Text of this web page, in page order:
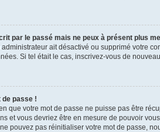
par le passé mais ne peux à présent plus
administrateur ait désactivé ou supprimé votre
Si tel était le cas, inscrivez-vous de
de passe !
que votre mot de passe ne puisse pas être
et vous devriez être en mesure de pouvoir
pouvez pas réinitialiser votre mot de passe,